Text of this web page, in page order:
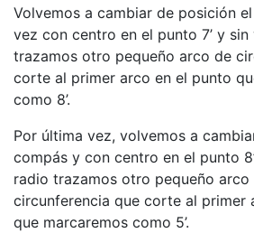
Volvemos a cambiar de posición
vez con centro en el punto 7’ y
trazamos otro pequeño arco de
corte al primer arco en el punto
como 8’.
Por última vez, volvemos a
compás y con centro en el punto
radio trazamos otro pequeño arco
circunferencia que corte al primer
que marcaremos como 5’.